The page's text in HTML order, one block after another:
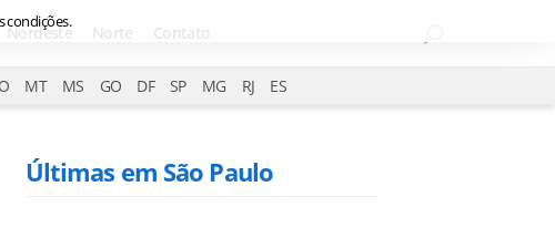
Nordeste Norte Contato
MT MS GO DF SP MG RJ ES
Últimas em São Paulo
condições.